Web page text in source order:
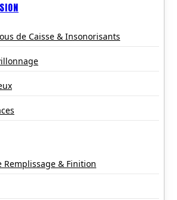
de Caisse & Insonorisants
Remplissage & Finition